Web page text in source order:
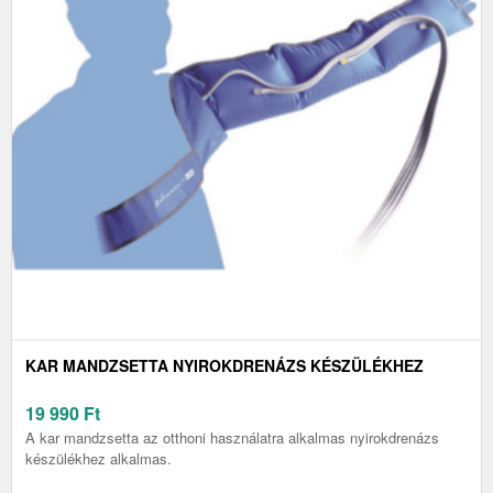
KAR MANDZSETTA NYIROKDRENÁZS KÉSZÜLÉKHEZ
19 990 Ft
A kar mandzsetta az otthoni használatra alkalmas nyirokdrenázs
készülékhez alkalmas.